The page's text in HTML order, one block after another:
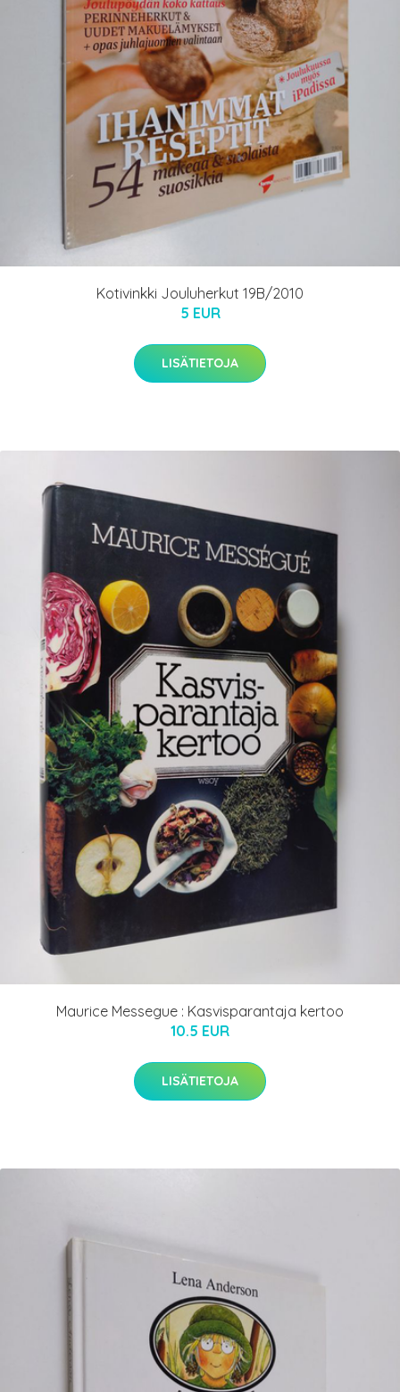
Kotivinkki Jouluherkut 19B/2010
5 EUR
LISÄTIETOJA
Maurice Messegue : Kasvisparantaja kertoo
10.5 EUR
LISÄTIETOJA